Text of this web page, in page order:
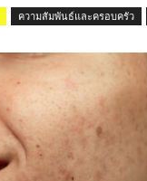
ความสัมพันธ์และครอบครัว